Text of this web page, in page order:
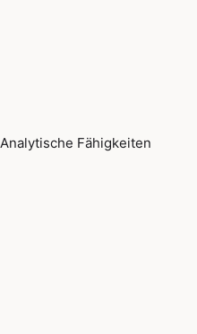
Analytische Fähigkeiten